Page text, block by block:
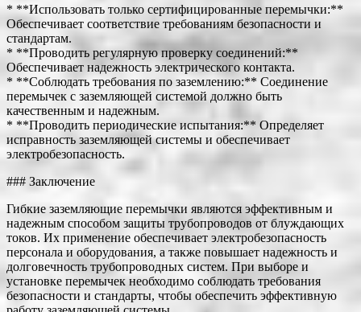
* **Использовать только сертифицированные перемычки:**
Обеспечивает соответствие требованиям безопасности и
стандартам.
* **Проводить регулярную проверку соединений:**
Обеспечивает надежность электрического контакта.
* **Соблюдать требования по заземлению:** Соединение
перемычек с заземляющей системой должно быть
качественным и надежным.
* **Проводить периодические испытания:** Определяет
исправность заземляющей системы и обеспечивает
электробезопасность.
### Заключение
Гибкие заземляющие перемычки являются эффективным и
надежным способом защиты трубопроводов от блуждающих
токов. Их применение обеспечивает электробезопасность
персонала и оборудования, а также повышает надежность и
долговечность трубопроводных систем. При выборе и
установке перемычек необходимо соблюдать требования
безопасности и стандарты, чтобы обеспечить эффективную